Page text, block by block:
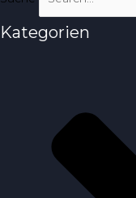
Kategorien